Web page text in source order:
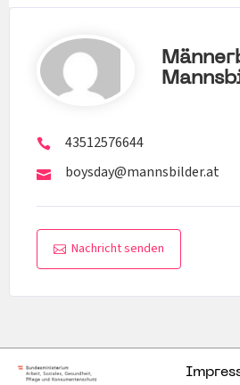
43512576644
boysday@mannsbilder.at
Nachricht senden